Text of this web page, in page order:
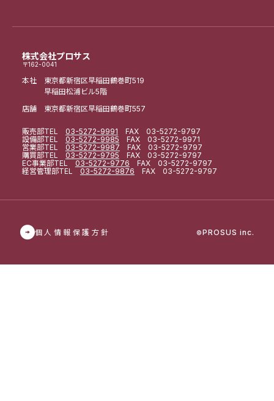
株式会社プロサス
〒162-0041
本社 東京都新宿区早稲田鶴巻町519
早稲田松浦ビル5階
店舗 東京都新宿区早稲田鶴巻町557
販売部TEL 03-5272-9991 FAX 03-5272-9797
設備部TEL 03-5272-9985 FAX 03-5272-9971
営業部TEL 03-5272-9987 FAX 03-5272-9797
購買部TEL 03-5272-9795 FAX 03-5272-9797
EC事業部TEL 03-5272-9776 FAX 03-5272-9797
経営管理部TEL 03-5272-9876 FAX 03-5272-9797
個人情報保護方針 ©PROSUS inc.